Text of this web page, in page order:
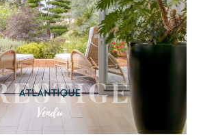
voir le bien